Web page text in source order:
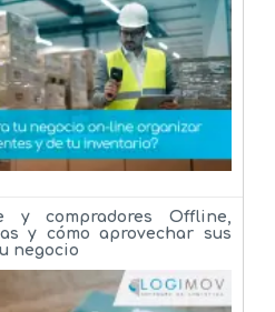
y compradores Offline,
y cómo aprovechar sus
negocio